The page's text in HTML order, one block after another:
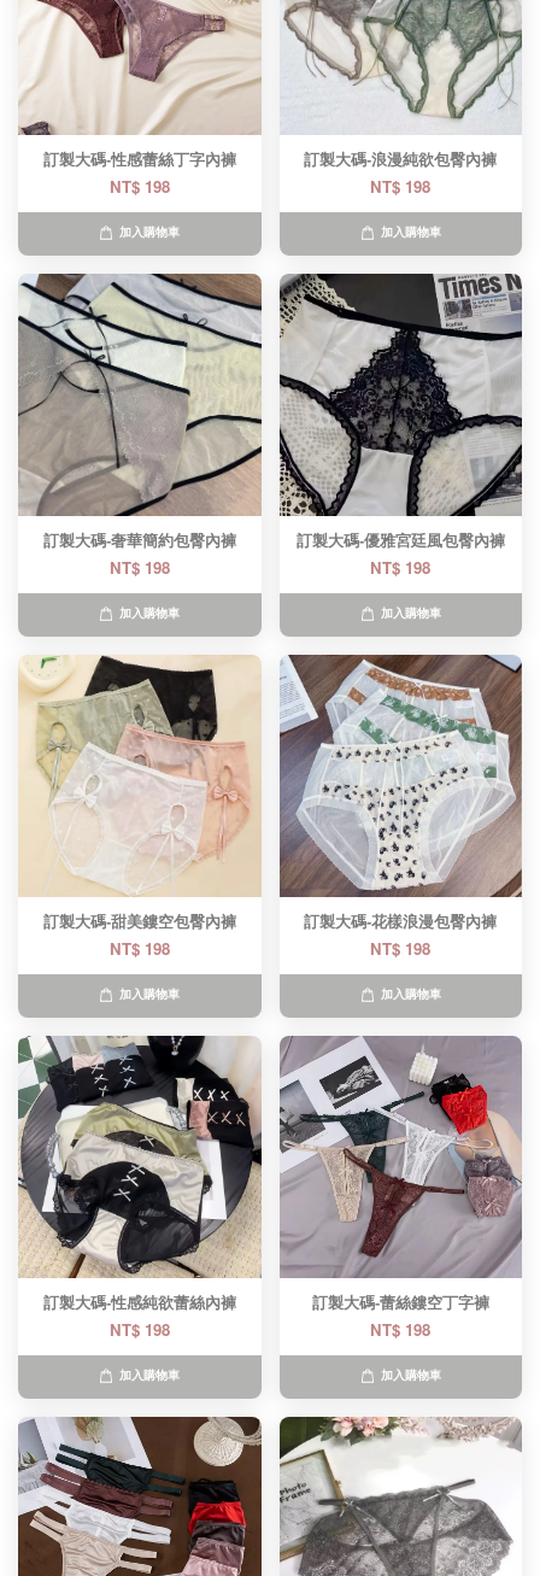
訂製大碼-性感蕾絲丁字內褲
NT$ 198
加入購物車
訂製大碼-浪漫純欲包臀內褲
NT$ 198
加入購物車
訂製大碼-奢華簡約包臀內褲
NT$ 198
加入購物車
訂製大碼-優雅宮廷風包臀內褲
NT$ 198
加入購物車
訂製大碼-甜美鏤空包臀內褲
NT$ 198
加入購物車
訂製大碼-花樣浪漫包臀內褲
NT$ 198
加入購物車
訂製大碼-性感純欲蕾絲內褲
NT$ 198
加入購物車
訂製大碼-蕾絲鏤空丁字褲
NT$ 198
加入購物車